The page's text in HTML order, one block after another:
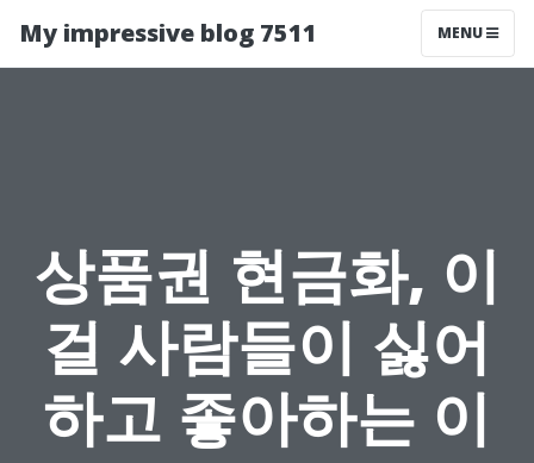
My impressive blog 7511 MENU
상품권 현금화, 이
걸 사람들이 싫어
하고 좋아하는 이